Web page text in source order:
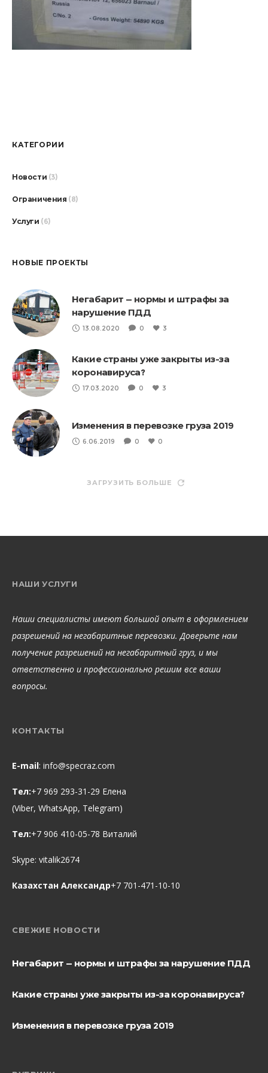
КАТЕГОРИИ
Новости (3)
Ограничения (8)
Услуги (6)
НОВЫЕ ПРОЕКТЫ
Негабарит — нормы и штрафы за
нарушение ПДД
13.08.2020 0 3
Какие страны уже закрыты из-за
коронавируса?
17.03.2020 0 3
Изменения в перевозке груза 2019
6.06.2019 0 0
ЗАГРУЗИТЬ БОЛЬШЕ
НАШИ УСЛУГИ
Наши специалисты имеют большой опыт в оформлением
разрешений на негабаритные перевозки. Доверьте нам
получение разрешений на негабаритный груз, и мы
ответственно и профессионально решим все ваши
вопросы.
КОНТАКТЫ
E-mail: info@specraz.com
Тел:+7 969 293-31-29 Елена
(Viber, WhatsApp, Telegram)
Тел:+7 906 410-05-78 Виталий
Skype: vitalik2674
Казахстан Александр+7 701-471-10-10
СВЕЖИЕ НОВОСТИ
Негабарит — нормы и штрафы за нарушение ПДД
Какие страны уже закрыты из-за коронавируса?
Изменения в перевозке груза 2019